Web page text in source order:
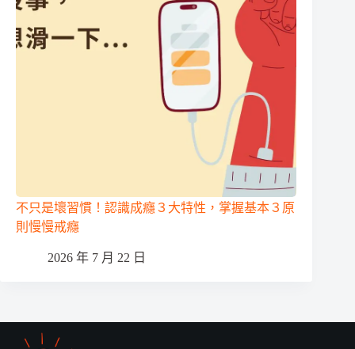
不只是壞習慣！認識成癮３大特性，掌握基本３原
則慢慢戒癮
2026 年 7 月 22 日